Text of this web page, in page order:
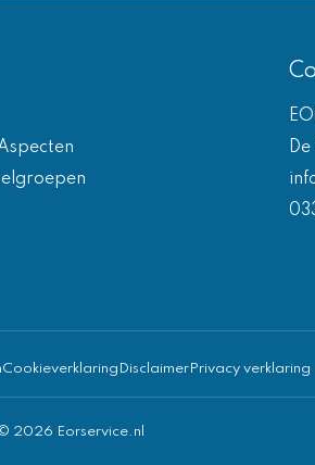
Cookieverklaring Disclaimer Privacy verklaring
2026 Eorservice.nl